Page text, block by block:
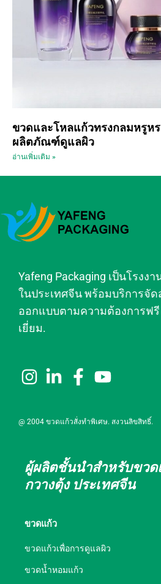
ขวดและโหลแก้วทรงกลมหรูห
ผลิตภัณฑ์ดูแลผิว
อ่านเพิ่มเติม »
Yafeng Packaging เป็นโรง
ในประเทศจีน พร้อมบริการจัด
ออกแบบตามความต้องการฟ
เยี่ยม.
@ 2004 ขวดแก้วสั่งทำพิเศษ. สงวนลิขสิทธิ์.
ผู้ผลิตชั้นนำสำหรับขวด
กวางตุ้ง ประเทศจีน
ขวดแก้ว
ขวดแก้วเพื่อการดูแลผิว
ขวดน้ำหอมแก้ว